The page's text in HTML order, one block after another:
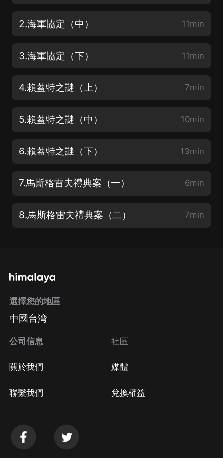
2.海軍協定（中） 11min
3.海軍協定（下） 11min
4.賴蓋特之謎（上） 7min
5.賴蓋特之謎（中） 10min
6.賴蓋特之謎（下） 13min
7.馬斯格雷夫禮典案（一） 6min
8.馬斯格雷夫禮典案（二） 7min
選擇您的地區
中國台湾
公司信息
關於我們
聯繫我們
社區
媒體
兌換權益